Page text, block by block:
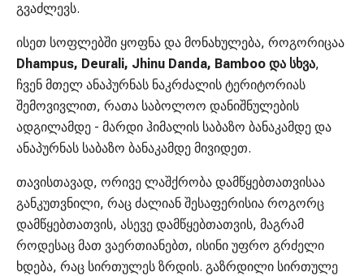
გვაძლევს.
ისეთ სოფლებში ყოფნა და მონახულება, როგორიცაა
Dhampus, Deurali, Jhinu Danda, Bamboo და სხვა,
ჩვენ მთელ ანაპურნას ნაკრძალის ტერიტორიას
შემოვივლით, რათა საბოლოო დანიშნულების
ადგილამდე - მარდი ჰიმალის საბაზო ბანაკამდე და
ანაპურნას საბაზო ბანაკამდე მივიდეთ.
თავისთავად, ორივე ლაშქრობა დამწყებთათვისაა
განკუთვნილი, რაც ძალიან შესაფერისია როგორც
დამწყებთათვის, ასევე დამწყებთათვის, მაგრამ
როდესაც მათ ვაერთიანებთ, ისინი უფრო გრძელი
ხდება, რაც სირთულეს ზრდის. გაზრდილი სირთულე